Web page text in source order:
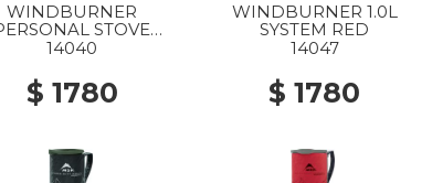
WINDBURNER
STOVE
SYSTEM 1.0L BLACK
14040
$ 1780
WINDBURNER 1.0L
SYSTEM RED
14047
$ 1780